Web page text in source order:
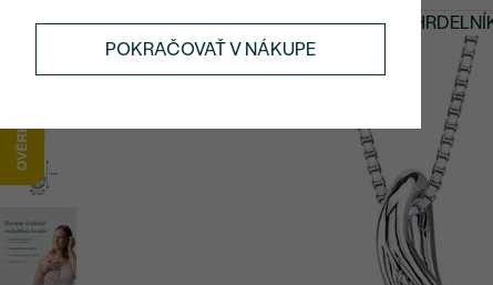
PRÍVESKY A NÁHRDELNÍKYZLATÉ PRÍVESKY A
POKRAČOVAŤ V NÁKUPE